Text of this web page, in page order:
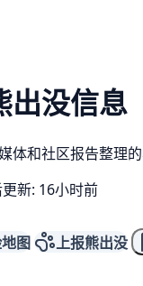
出没信息
体和社区报告整理的
新: 16小时前
图 上报熊出没